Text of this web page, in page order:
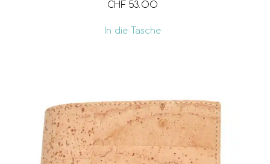
CHF 53.00
In die Tasche